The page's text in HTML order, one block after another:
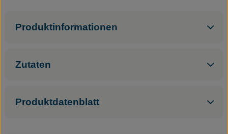
Über uns
Service
Produktinformationen
Zutaten
Produktdatenblatt